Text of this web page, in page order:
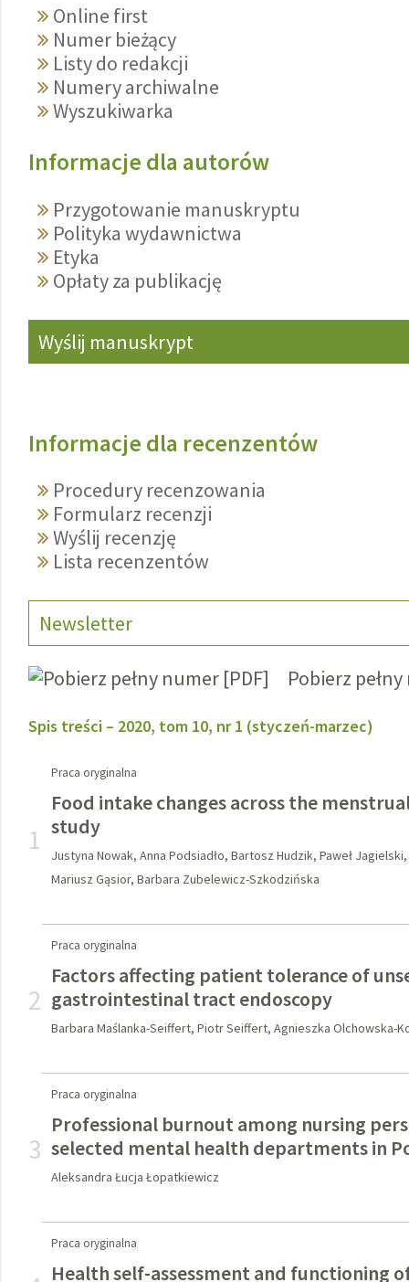
Online first
Numer bieżący
Listy do redakcji
Numery archiwalne
Wyszukiwarka
Informacje dla autorów
Przygotowanie manuskryptu
Polityka wydawnictwa
Etyka
Opłaty za publikację
Wyślij manuskrypt
Informacje dla recenzentów
Procedury recenzowania
Formularz recenzji
Wyślij recenzję
Lista recenzentów
Newsletter
Pobierz
Spis treści – 2020, tom 10, nr 1 (styczeń-marzec)
1
Praca oryginalna
Food intake changes across the
study
Justyna Nowak, Anna Podsiadło, Bartosz Hudzik, Paweł
Mariusz Gąsior, Barbara Zubelewicz-Szkodzińska
2
Praca oryginalna
Factors affecting patient tolerance of
gastrointestinal tract endoscopy
Barbara Maślanka-Seiffert, Piotr Seiffert, Agnieszka Olchowska-
3
Praca oryginalna
Professional burnout among nursing
selected mental health departments in
Aleksandra Łucja Łopatkiewicz
Praca oryginalna
Health self-assessment and functioning